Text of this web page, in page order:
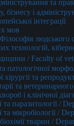
та
і
інтеграції
мов
людського
технологій,
/ Faculty of
патологічної
хірургії та
та
і клінічної
та паразитології /
та мікробіології /
біохімії тварин /